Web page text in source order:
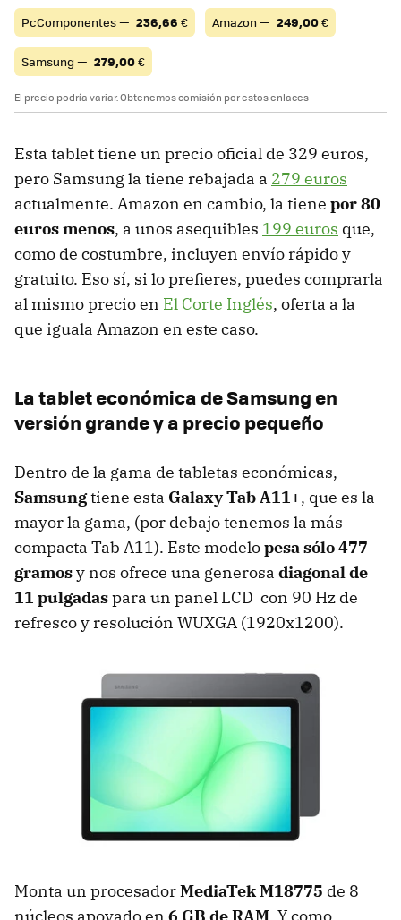
PcComponentes — 236,66 € Amazon — 249,00€
Samsung — 279,00€
El precio podría variar. Obtenemos comisión por estos enlaces
Esta tablet tiene un precio oficial de 329 euros,
pero Samsung la tiene rebajada a 279 euros
actualmente. Amazon en cambio, la tiene por 80
euros menos, a unos asequibles 199 euros que,
como de costumbre, incluyen envío rápido y
gratuito. Eso sí, si lo prefieres, puedes comprarla
al mismo precio en El Corte Inglés, oferta a la
que iguala Amazon en este caso.
La tablet económica de Samsung en
versión grande y a precio pequeño
Dentro de la gama de tabletas económicas,
Samsungtiene esta Galaxy Tab A11+, que es la
mayor la gama, (por debajo tenemos la más
compacta Tab A11). Este modelopesa sólo 477
gramosy nos ofrece una generosa diagonal de
11 pulgadaspara un panel LCD con 90 Hz de
refresco y resolución WUXGA (1920x1200).
Monta un procesadorMediaTek M18775 de 8